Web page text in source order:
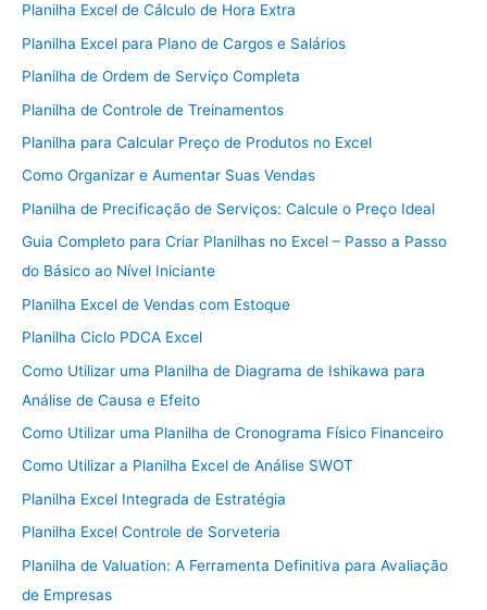
Planilha Excel de Cálculo de Hora Extra
Planilha Excel para Plano de Cargos e Salários
Planilha de Ordem de Serviço Completa
Planilha de Controle de Treinamentos
Planilha para Calcular Preço de Produtos no Excel
Como Organizar e Aumentar Suas Vendas
Planilha de Precificação de Serviços: Calcule o Preço Ideal
Guia Completo para Criar Planilhas no Excel – Passo a Passo
do Básico ao Nível Iniciante
Planilha Excel de Vendas com Estoque
Planilha Ciclo PDCA Excel
Como Utilizar uma Planilha de Diagrama de Ishikawa para
Análise de Causa e Efeito
Como Utilizar uma Planilha de Cronograma Físico Financeiro
Como Utilizar a Planilha Excel de Análise SWOT
Planilha Excel Integrada de Estratégia
Planilha Excel Controle de Sorveteria
Planilha de Valuation: A Ferramenta Definitiva para Avaliação
de Empresas